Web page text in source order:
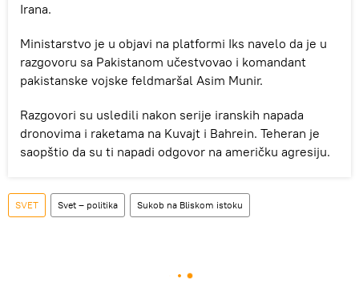
Irana.
Ministarstvo je u objavi na platformi Iks navelo da je u
razgovoru sa Pakistanom učestvovao i komandant
pakistanske vojske feldmaršal Asim Munir.
Razgovori su usledili nakon serije iranskih napada
dronovima i raketama na Kuvajt i Bahrein. Teheran je
saopštio da su ti napadi odgovor na američku agresiju.
SVET Svet – politika Sukob na Bliskom istoku